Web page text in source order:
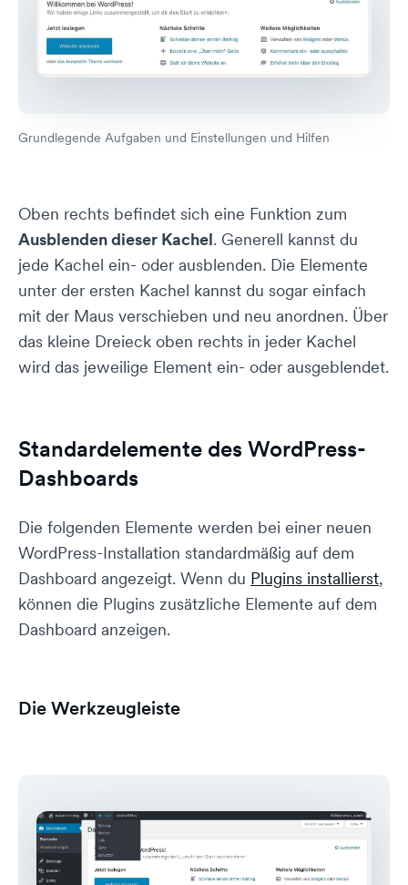
Grundlegende Aufgaben und Einstellungen und Hilfen
Oben rechts befindet sich eine Funktion zum
Ausblenden dieser Kachel. Generell kannst du
jede Kachel ein- oder ausblenden. Die Elemente
unter der ersten Kachel kannst du sogar einfach
mit der Maus verschieben und neu anordnen. Über
das kleine Dreieck oben rechts in jeder Kachel
wird das jeweilige Element ein- oder ausgeblendet.
Standardelemente des WordPress-
Dashboards
Die folgenden Elemente werden bei einer neuen
WordPress-Installation standardmäßig auf dem
Dashboard angezeigt. Wenn du Plugins installierst,
können die Plugins zusätzliche Elemente auf dem
Dashboard anzeigen.
Die Werkzeugleiste